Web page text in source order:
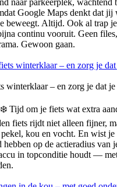
naar parkeerplek, wachtend
Google Maps denkt dat jij
beweegt. Altijd. Ook al trap
continu vooruit. Geen
Gewoon gaan.
winterklaar – en zorg je dat je
Tijd om je fiets wat extra
fiets rijdt niet alleen fijner,
kou en vocht. En wist je
op de actieradius van
in topconditie houdt —